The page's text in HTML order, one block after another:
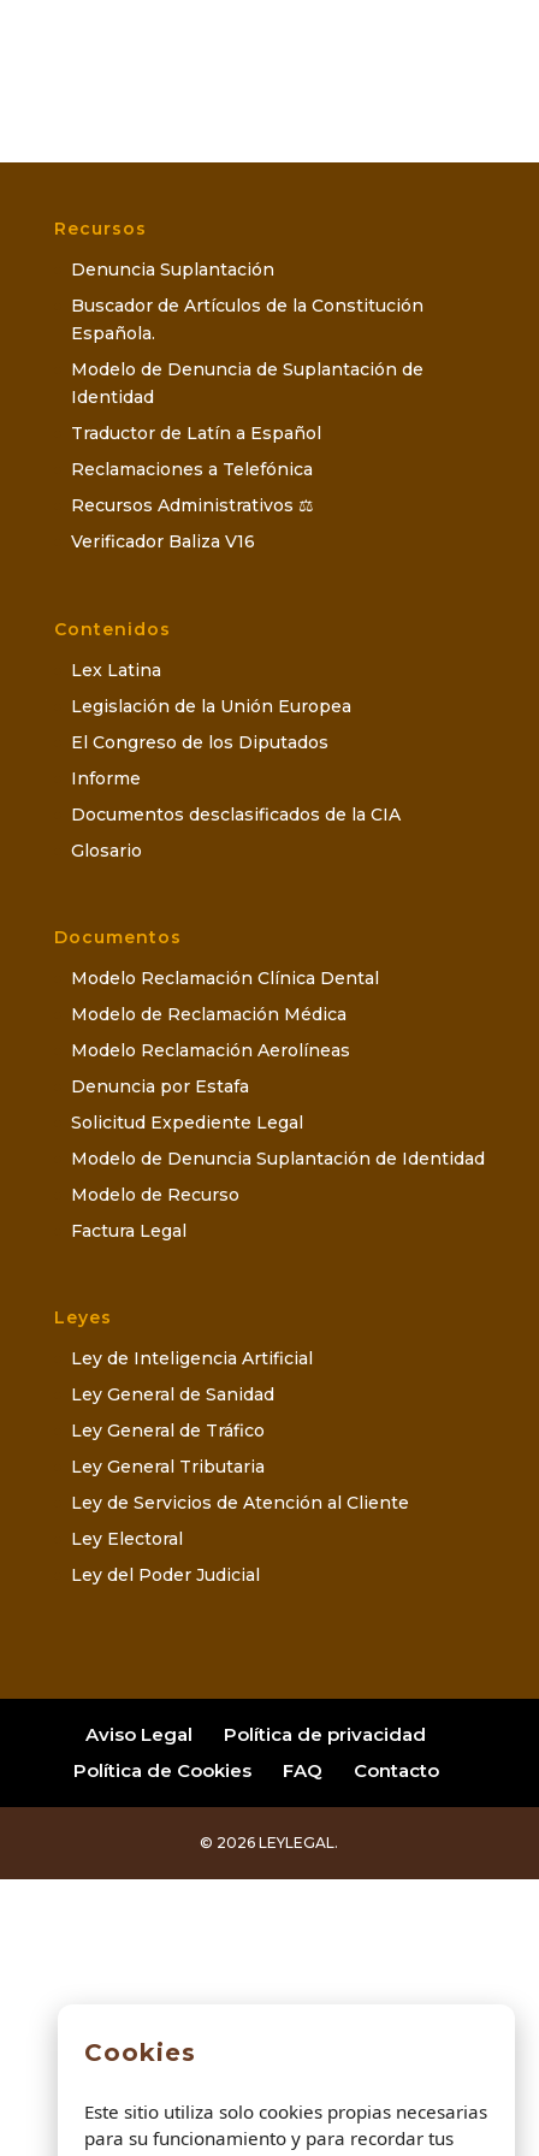
Recursos
Denuncia Suplantación
Buscador de Artículos de la Constitución
Española.
Modelo de Denuncia de Suplantación de
Identidad
Traductor de Latín a Español
Reclamaciones a Telefónica
Recursos Administrativos ⚖️
Verificador Baliza V16
Contenidos
Lex Latina
Legislación de la Unión Europea
El Congreso de los Diputados
Informe
Documentos desclasificados de la CIA
Glosario
Documentos
Modelo Reclamación Clínica Dental
Modelo de Reclamación Médica
Modelo Reclamación Aerolíneas
Denuncia por Estafa
Solicitud Expediente Legal
Modelo de Denuncia Suplantación de Identidad
Modelo de Recurso
Factura Legal
Leyes
Ley de Inteligencia Artificial
Ley General de Sanidad
Ley General de Tráfico
Ley General Tributaria
Ley de Servicios de Atención al Cliente
Ley Electoral
Ley del Poder Judicial
Aviso Legal
Política de privacidad
Política de Cookies
FAQ Contacto
© 2026 LEYLEGAL.
Cookies
Este sitio utiliza solo cookies propias necesarias
para su funcionamiento y para recordar tus